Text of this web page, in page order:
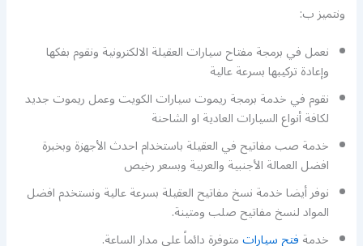
ونتميز ب:
نعمل في برمجة مفتاح سيارات العقيلة الالكترونية ونقوم بفكها
وإعادة تركيبها بسرعة عالية
نقوم في خدمة برمجة ريموت سيارات الكويت وعمل ريموت جديد
لكافة أنواع السيارات العادية او الشاحنة
خدمة صب مفاتيح في العقيلة باستخدام احدث الأجهزة وبخبرة
افضل العمالة الأجنبية والعربية وبسعر رخيص
نوفر أيضا خدمة نسخ مفاتيح العقيلة بسرعة عالية ونستخدم افضل
المواد لنسخ مفاتيح صلب ومتينة.
خدمةفتح سياراتمتوفرة دائماً على مدار الساعة.